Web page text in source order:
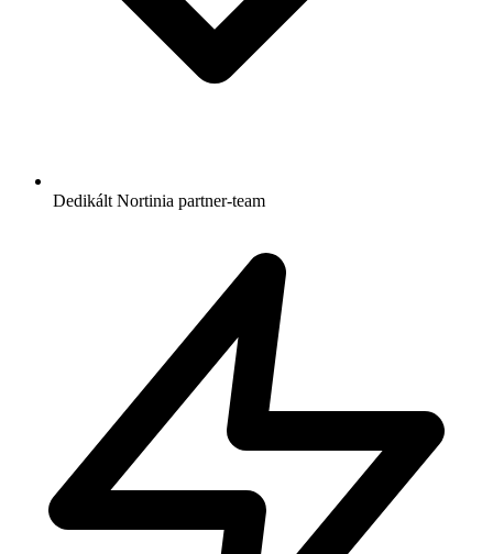
Dedikált Nortinia partner-team